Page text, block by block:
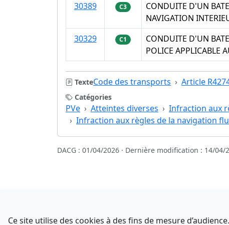
30389
C3
CONDUITE D'UN
NAVIGATION
30329
C1
CONDUITE D'UN
POLICE APPLICABLE
TexteCode des transports Article
Catégories
PVe Atteintes diverses
Infraction aux
Infraction aux règles de la navigation
DACG : 01/04/2026 · Dernière modification : 14/04/
NATINFo
Ce site utilise des cookies à des fins de mesure